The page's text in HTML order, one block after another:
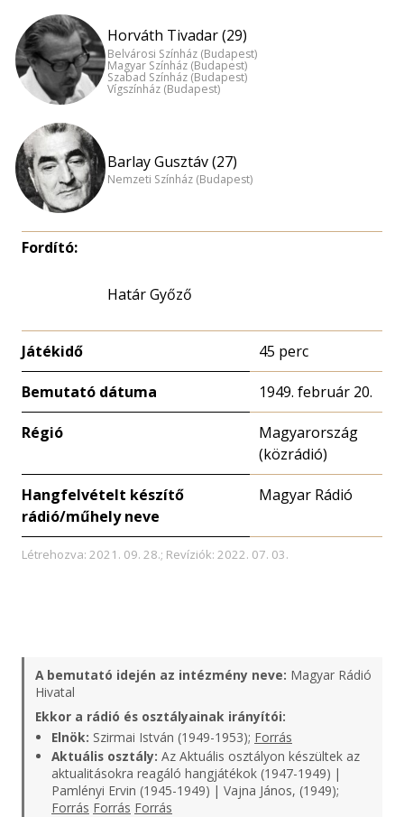
Horváth Tivadar (29)
Belvárosi Színház (Budapest)
Magyar Színház (Budapest)
Szabad Színház (Budapest)
Vígszínház (Budapest)
Barlay Gusztáv (27)
Nemzeti Színház (Budapest)
Fordító:
Határ Győző
Játékidő 45 perc
Bemutató dátuma 1949. február 20.
Régió
Magyarország
(közrádió)
Hangfelvételt készítő
rádió/műhely neve
Magyar Rádió
Létrehozva: 2021. 09. 28.; Revíziók: 2022. 07. 03.
A bemutató idején az intézmény neve: Magyar Rádió
Hivatal
Ekkor a rádió és osztályainak irányítói:
Elnök: Szirmai István (1949-1953); Forrás
Aktuális osztály: Az Aktuális osztályon készültek az
aktualitásokra reagáló hangjátékok (1947-1949) |
Pamlényi Ervin (1945-1949) | Vajna János, (1949);
Forrás Forrás Forrás